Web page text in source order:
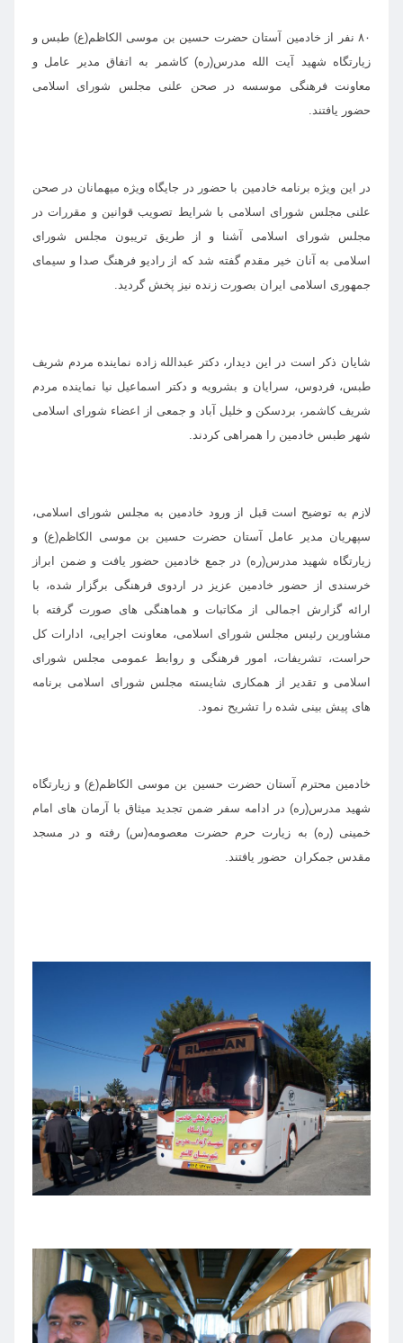
۸۰ نفر از خادمین آستان حضرت حسین بن موسی الکاظم(ع) طبس و
زیارتگاه شهید آیت الله مدرس(ره) کاشمر به اتفاق مدیر عامل و
معاونت فرهنگی موسسه در صحن علنی مجلس شورای اسلامی
حضور یافتند.
در این ویژه برنامه خادمین با حضور در جایگاه ویژه میهمانان در صحن
علنی مجلس شورای اسلامی با شرایط تصویب قوانین و مقررات در
مجلس شورای اسلامی آشنا و از طریق تریبون مجلس شورای
اسلامی به آنان خیر مقدم گفته شد که از رادیو فرهنگ صدا و سیمای
جمهوری اسلامی ایران بصورت زنده نیز پخش گردید.
شایان ذکر است در این دیدار، دکتر عبدالله زاده نماینده مردم شریف
طبس، فردوس، سرایان و بشرویه و دکتر اسماعیل نیا نماینده مردم
شریف کاشمر، بردسکن و خلیل آباد و جمعی از اعضاء شورای اسلامی
شهر طبس خادمین را همراهی کردند.
لازم به توضیح است قبل از ورود خادمین به مجلس شورای اسلامی،
سپهریان مدیر عامل آستان حضرت حسین بن موسی الکاظم(ع) و
زیارتگاه شهید مدرس(ره) در جمع خادمین حضور یافت و ضمن ابراز
خرسندی از حضور خادمین عزیز در اردوی فرهنگی برگزار شده، با
ارائه گزارش اجمالی از مکاتبات و هماهنگی های صورت گرفته با
مشاورین رئیس مجلس شورای اسلامی، معاونت اجرایی، ادارات کل
حراست، تشریفات، امور فرهنگی و روابط عمومی مجلس شورای
اسلامی و تقدیر از همکاری شایسته مجلس شورای اسلامی برنامه
های پیش بینی شده را تشریح نمود.
خادمین محترم آستان حضرت حسین بن موسی الکاظم(ع) و زیارتگاه
شهید مدرس(ره) در ادامه سفر ضمن تجدید میثاق با آرمان های امام
خمینی (ره) به زیارت حرم حضرت معصومه(س) رفته و در مسجد
مقدس جمکران حضور یافتند.